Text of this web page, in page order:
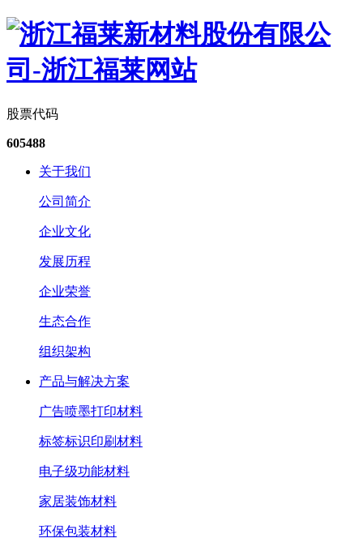
股票代码
605488
关于我们
公司简介
企业文化
发展历程
企业荣誉
生态合作
组织架构
产品与解决方案
广告喷墨打印材料
标签标识印刷材料
电子级功能材料
家居装饰材料
环保包装材料